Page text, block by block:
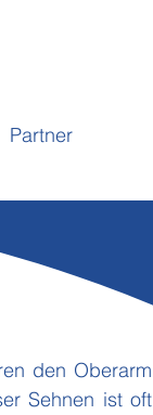
Partner
den Oberarm
Sehnen ist oft